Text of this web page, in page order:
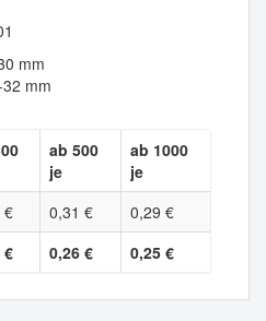
mm
mm
ab 500
je
ab 1000
je
€ 0,31 €
0,29 €
€ 0,26 € 0,25 €